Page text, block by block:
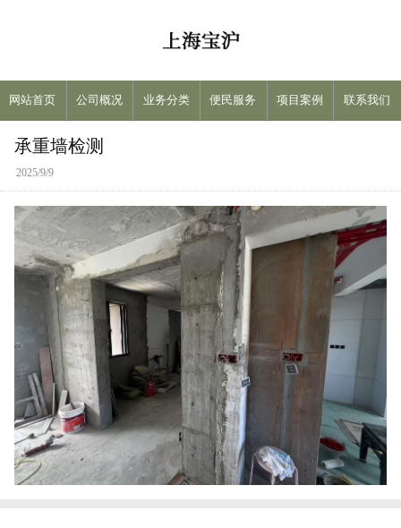
网站首页 公司概况 业务分类 便民服务 项目案例 联系我们
承重墙检测
2025/9/9